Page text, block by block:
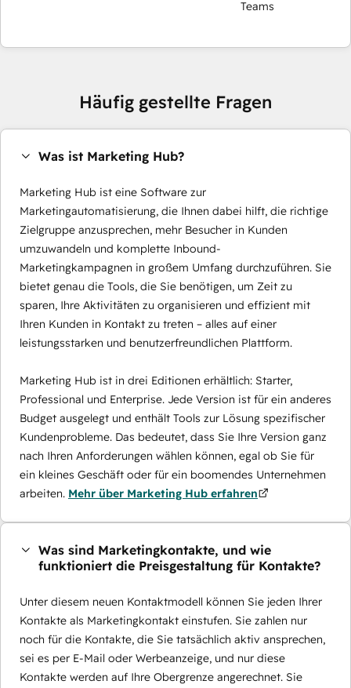
Teams
Häufig gestellte Fragen
Was ist Marketing Hub?
Marketing Hub ist eine Software zur
Marketingautomatisierung, die Ihnen dabei hilft, die richtige
Zielgruppe anzusprechen, mehr Besucher in Kunden
umzuwandeln und komplette Inbound-
Marketingkampagnen in großem Umfang durchzuführen. Sie
bietet genau die Tools, die Sie benötigen, um Zeit zu
sparen, Ihre Aktivitäten zu organisieren und effizient mit
Ihren Kunden in Kontakt zu treten – alles auf einer
leistungsstarken und benutzerfreundlichen Plattform.
Marketing Hub ist in drei Editionen erhältlich: Starter,
Professional und Enterprise. Jede Version ist für ein anderes
Budget ausgelegt und enthält Tools zur Lösung spezifischer
Kundenprobleme. Das bedeutet, dass Sie Ihre Version ganz
nach Ihren Anforderungen wählen können, egal ob Sie für
ein kleines Geschäft oder für ein boomendes Unternehmen
arbeiten. Mehr über Marketing Hub erfahren
Was sind Marketingkontakte, und wie
funktioniert die Preisgestaltung für Kontakte?
Unter diesem neuen Kontaktmodell können Sie jeden Ihrer
Kontakte als Marketingkontakt einstufen. Sie zahlen nur
noch für die Kontakte, die Sie tatsächlich aktiv ansprechen,
sei es per E-Mail oder Werbeanzeige, und nur diese
Kontakte werden auf Ihre Obergrenze angerechnet. Sie